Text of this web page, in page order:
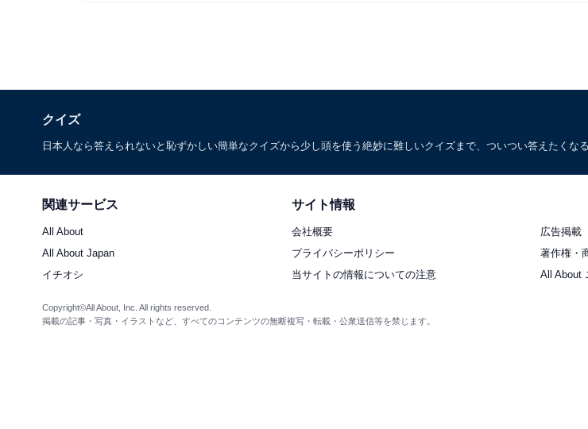
クイズ
日本人なら答えられないと恥ずかしい簡単なクイズから少し頭を使う絶妙に難しいクイズまで、ついつい答えたくな
関連サービス
All About
All About Japan
イチオシ
サイト情報
会社概要
広告掲載
プライバシーポリシー
著作権・
当サイトの情報についての注意
All About
Copyright©All About, Inc. All rights reserved.
掲載の記事・写真・イラストなど、すべてのコンテンツの無断複写・転載・公衆送信等を禁じます。